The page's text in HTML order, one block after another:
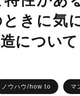
きに気
について
ノウハウ/how to マ